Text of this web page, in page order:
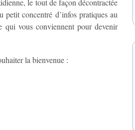
le tout de façon décontractée
concentré d’infos pratiques au
qui vous conviennent pour devenir
la bienvenue :